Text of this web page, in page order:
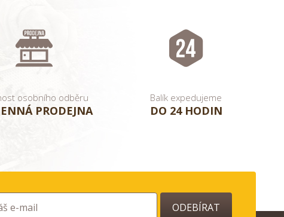
osobního odběru
PRODEJNA
Balík expedujeme
DO 24 HODIN
ODEBÍRAT